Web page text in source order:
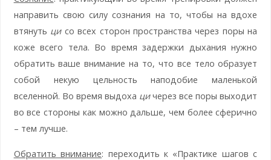
направить свою силу сознания на то, чтобы на вдохе
втянуть цисо всех сторон пространства через поры на
коже всего тела. Во время задержки дыхания нужно
обратить ваше внимание на то, что все тело образует
собой некую цельность наподобие маленькой
вселенной. Во время выдоха цичерез все поры выходит
во все стороны как можно дальше, чем более сферично
– тем лучше.
Обратить внимание: переходить к «Практике шагов с